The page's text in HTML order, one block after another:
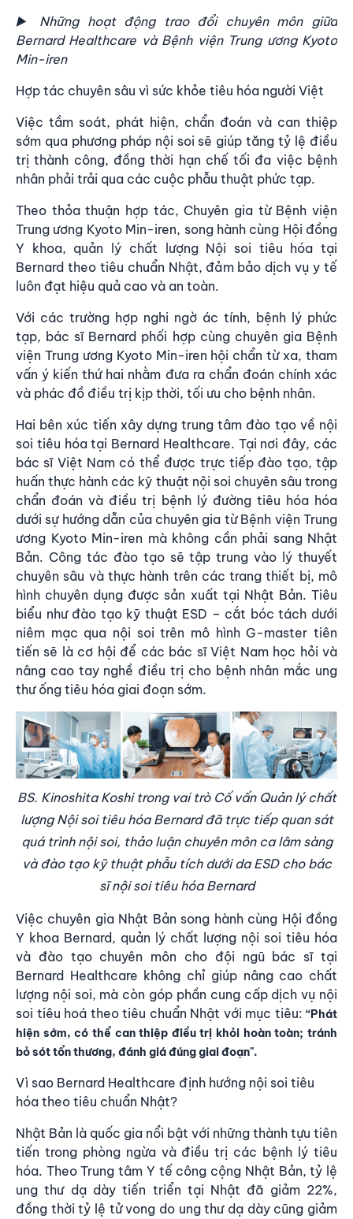
▶️ Những hoạt động trao đổi chuyên môn giữa
Bernard Healthcare và Bệnh viện Trung ương Kyoto
Min-iren
Hợp tác chuyên sâu vì sức khỏe tiêu hóa người Việt
Việc tầm soát, phát hiện, chẩn đoán và can thiệp
sớm qua phương pháp nội soi sẽ giúp tăng tỷ lệ điều
trị thành công, đồng thời hạn chế tối đa việc bệnh
nhân phải trải qua các cuộc phẫu thuật phức tạp.
Theo thỏa thuận hợp tác, Chuyên gia từ Bệnh viện
Trung ương Kyoto Min-iren, song hành cùng Hội đồng
Y khoa, quản lý chất lượng Nội soi tiêu hóa tại
Bernard theo tiêu chuẩn Nhật, đảm bảo dịch vụ y tế
luôn đạt hiệu quả cao và an toàn.
Với các trường hợp nghi ngờ ác tính, bệnh lý phức
tạp, bác sĩ Bernard phối hợp cùng chuyên gia Bệnh
viện Trung ương Kyoto Min-iren hội chẩn từ xa, tham
vấn ý kiến thứ hai nhằm đưa ra chẩn đoán chính xác
và phác đồ điều trị kịp thời, tối ưu cho bệnh nhân.
Hai bên xúc tiến xây dựng trung tâm đào tạo về nội
soi tiêu hóa tại Bernard Healthcare. Tại nơi đây, các
bác sĩ Việt Nam có thể được trực tiếp đào tạo, tập
huấn thực hành các kỹ thuật nội soi chuyên sâu trong
chẩn đoán và điều trị bệnh lý đường tiêu hóa hóa
dưới sự hướng dẫn của chuyên gia từ Bệnh viện Trung
ương Kyoto Min-iren mà không cần phải sang Nhật
Bản. Công tác đào tạo sẽ tập trung vào lý thuyết
chuyên sâu và thực hành trên các trang thiết bị, mô
hình chuyên dụng được sản xuất tại Nhật Bản. Tiêu
biểu như đào tạo kỹ thuật ESD – cắt bóc tách dưới
niêm mạc qua nội soi trên mô hình G-master tiên
tiến sẽ là cơ hội để các bác sĩ Việt Nam học hỏi và
nâng cao tay nghề điều trị cho bệnh nhân mắc ung
thư ống tiêu hóa giai đoạn sớm.
BS. Kinoshita Koshi trong vai trò Cố vấn Quản lý chất
lượng Nội soi tiêu hóa Bernard đã trực tiếp quan sát
quá trình nội soi, thảo luận chuyên môn ca lâm sàng
và đào tạo kỹ thuật phẫu tích dưới da ESD cho bác
sĩ nội soi tiêu hóa Bernard
Việc chuyên gia Nhật Bản song hành cùng Hội đồng
Y khoa Bernard, quản lý chất lượng nội soi tiêu hóa
và đào tạo chuyên môn cho đội ngũ bác sĩ tại
Bernard Healthcare không chỉ giúp nâng cao chất
lượng nội soi, mà còn góp phần cung cấp dịch vụ nội
soi tiêu hoá theo tiêu chuẩn Nhật với mục tiêu: “Phát
hiện sớm, có thể can thiệp điều trị khỏi hoàn toàn; tránh
bỏ sót tổn thương, đánh giá đúng giai đoạn".
Vì sao Bernard Healthcare định hướng nội soi tiêu
hóa theo tiêu chuẩn Nhật?
Nhật Bản là quốc gia nổi bật với những thành tựu tiên
tiến trong phòng ngừa và điều trị các bệnh lý tiêu
hóa. Theo Trung tâm Y tế công cộng Nhật Bản, tỷ lệ
ung thư dạ dày tiến triển tại Nhật đã giảm 22%,
đồng thời tỷ lệ tử vong do ung thư dạ dày cũng giảm